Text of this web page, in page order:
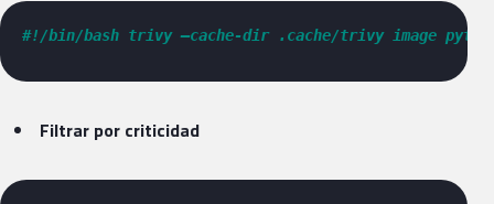
#!/bin/bash trivy –cache-dir .cache/trivy image
Filtrar por criticidad